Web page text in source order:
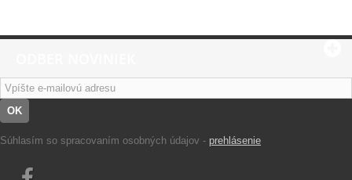
OK
Súhlasím so spracovaním osobných údajov - prehlásenie